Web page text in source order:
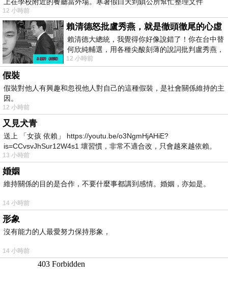
12 小時前
賴清德怒批盧秀燕，就是徹頭徹尾的心虛
賴清德大總統，我覺得你好像說錯了！你在台中替
何欣純輔選，用各種尖酸刻薄的說詞批判盧秀燕，
罵她施政滿意度輸給陳其邁，甚至還說盧
12 小時前
假裝
假裝對他人有興趣和忽視他人對自己的這種假裝，是社會關係維持的主
因。
12 小時前
又見犬青
送上 「女孩 依賴」 https://youtu.be/o3NgmHjAHiE?
is=CCvsvJhSur12W4s1 壞習慣，非常不適合改，只會越來越依賴。
我害怕的
13 小時前
婚姻
維持關係的目的是合作，不要什麼事都講到感情。婚姻，亦如是。
14 小時前
形象
沒有能力的人最愛努力保持形象，
14 小時前